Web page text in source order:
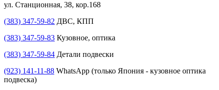
ул. Станционная, 38, кор.168
(383) 347-59-82 ДВС, КПП
(383) 347-59-83 Кузовное, оптика
(383) 347-59-84 Детали подвески
(923) 141-11-88 WhatsApp (только Япония - кузовное оптика
подвеска)